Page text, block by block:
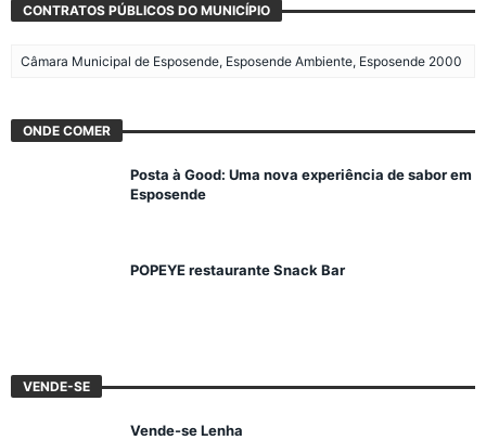
CONTRATOS PÚBLICOS DO MUNICÍPIO
Câmara Municipal de Esposende, Esposende Ambiente, Esposende 2000
ONDE COMER
Posta à Good: Uma nova experiência de sabor em
Esposende
POPEYE restaurante Snack Bar
VENDE-SE
Vende-se Lenha